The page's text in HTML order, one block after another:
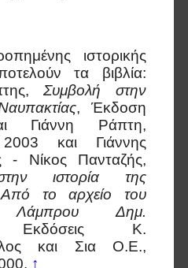
ιστορικής
τα βιβλία:
Συμβολή στην
, Έκδοση
Γιάννη Ράπτη,
και Γιάννης
- Νίκος Πανταζής,
ιστορία της
το αρχείο του
Λάμπρου Δημ.
Κ.
και Σια Ο.Ε.,
↑